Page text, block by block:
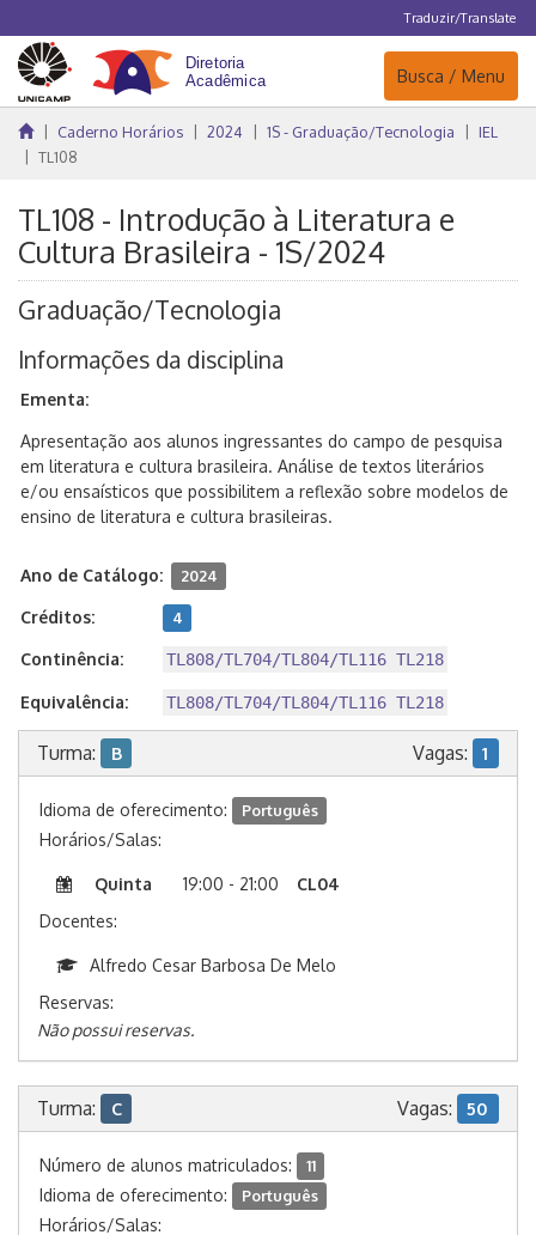
Traduzir/Translate
Navegação
Busca / Menu
Caderno Horários 2024 1S - Graduação/Tecnologia
IEL
TL108
TL108 - Introdução à Literatura e
Cultura Brasileira - 1S/2024
Graduação/Tecnologia
Informações da disciplina
Ementa:
Apresentação aos alunos ingressantes do campo de pesquisa
em literatura e cultura brasileira. Análise de textos literários
e/ou ensaísticos que possibilitem a reflexão sobre modelos de
ensino de literatura e cultura brasileiras.
Ano de Catálogo: 2024
Créditos: 4
Continência: TL808/TL704/TL804/TL116 TL218
Equivalência: TL808/TL704/TL804/TL116 TL218
Turma: B Vagas: 1
Idioma de oferecimento: Português
Horários/Salas:
Quinta 19:00 - 21:00
CL04
Docentes:
Alfredo Cesar Barbosa De Melo
Reservas:
Não possui reservas.
Turma: C Vagas: 50
Número de alunos matriculados: 11
Idioma de oferecimento: Português
Horários/Salas: